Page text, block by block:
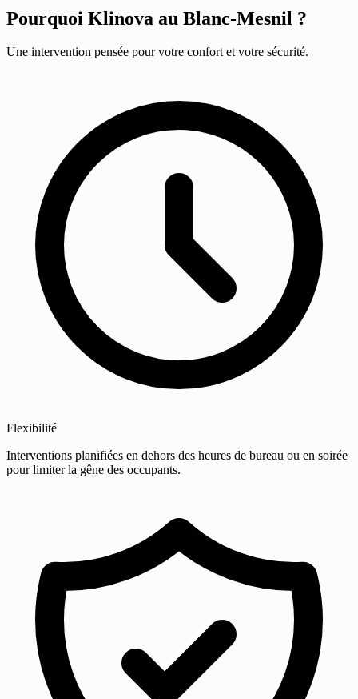
Pourquoi Klinova au Blanc-Mesnil ?
Une intervention pensée pour votre confort et votre sécurité.
Flexibilité
Interventions planifiées en dehors des heures de bureau ou en soirée
pour limiter la gêne des occupants.